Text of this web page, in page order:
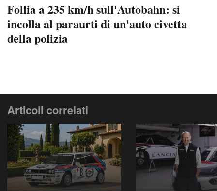
Follia a 235 km/h sull'Autobahn: si
incolla al paraurti di un'auto civetta
della polizia
Articoli correlati